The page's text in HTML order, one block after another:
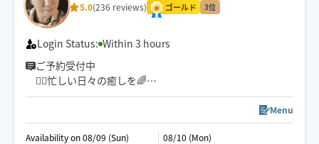
5.0(236 reviews) ゴールド 3位
Login Status: Within 3 hours
ご予約受付中
🏃‍♂️忙しい日々の癒しを🌈
的確なポイントを捉える深部アプローチ
お身体が開放されて心までほぐれる心地よさを実感くだ
さい✨
Menu
Availability on 08/09 (Sun) 08/10 (Mon)